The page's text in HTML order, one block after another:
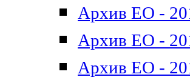
Архив ЕО -
Архив ЕО -
Архив ЕО -